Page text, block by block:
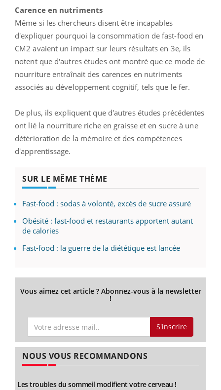
Carence en nutriments
Même si les chercheurs disent être incapables
d'expliquer pourquoi la consommation de fast-food en
CM2 avaient un impact sur leurs résultats en 3e, ils
notent que d'autres études ont montré que ce mode de
nourriture entraînait des carences en nutriments
associés au développement cognitif, tels que le fer.
De plus, ils expliquent que d'autres études précédentes
ont lié la nourriture riche en graisse et en sucre à une
détérioration de la mémoire et des compétences
d'apprentissage.
SUR LE MÊME THÈME
Fast-food : sodas à volonté, excès de sucre assuré
Obésité : fast-food et restaurants apportent autant
de calories
Fast-food : la guerre de la diététique est lancée
Vous aimez cet article ? Abonnez-vous à la newsletter
!
S'inscrire
NOUS VOUS RECOMMANDONS
Les troubles du sommeil modifient votre cerveau !